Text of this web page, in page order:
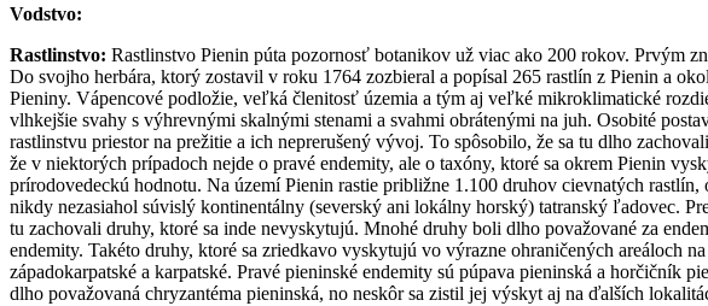
Vodstvo:
Rastlinstvo: Rastlinstvo Pienin púta pozornosť botanikov už viac ako 200 rokov. Prvým
Do svojho herbára, ktorý zostavil v roku 1764 zozbieral a popísal 265 rastlín z Pienin a
Pieniny. Vápencové podložie, veľká členitosť územia a tým aj veľké mikroklimatické
vlhkejšie svahy s výhrevnými skalnými stenami a svahmi obrátenými na juh. Osobité
rastlinstvu priestor na prežitie a ich neprerušený vývoj. To spôsobilo, že sa tu dlho
že v niektorých prípadoch nejde o pravé endemity, ale o taxóny, ktoré sa okrem Pienin
prírodovedeckú hodnotu. Na území Pienin rastie približne 1.100 druhov cievnatých
nikdy nezasiahol súvislý kontinentálny (severský ani lokálny horský) tatranský ľadovec.
tu zachovali druhy, ktoré sa inde nevyskytujú. Mnohé druhy boli dlho považované za
endemity. Takéto druhy, ktoré sa zriedkavo vyskytujú vo výrazne ohraničených areáloch
západokarpatské a karpatské. Pravé pieninské endemity sú púpava pieninská a
dlho považovaná chryzantéma pieninská, no neskôr sa zistil jej výskyt aj na ďalších